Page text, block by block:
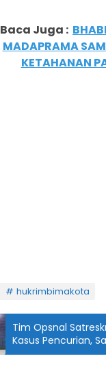
Baca Juga :
MADAPRAMA
KETAHANAN
hukrimbimakota
Tim Opsnal
Kasus Pencurian,